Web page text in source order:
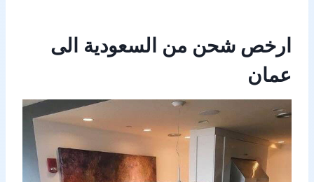
ارخص شحن من السعودية الى
عمان